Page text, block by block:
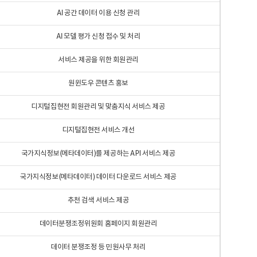
AI 공간 데이터 이용 신청 관리
AI 모델 평가 신청 접수 및 처리
서비스 제공을 위한 회원관리
원윈도우 콘텐츠 홍보
디지털집현전 회원관리 및 맞춤지식 서비스 제공
디지털집현전 서비스 개선
국가지식정보(메타데이터)를 제공하는 API 서비스 제공
국가지식정보(메타데이터) 데이터 다운로드 서비스 제공
추천 검색 서비스 제공
데이터분쟁조정위원회 홈페이지 회원관리
데이터 분쟁조정 등 민원사무 처리